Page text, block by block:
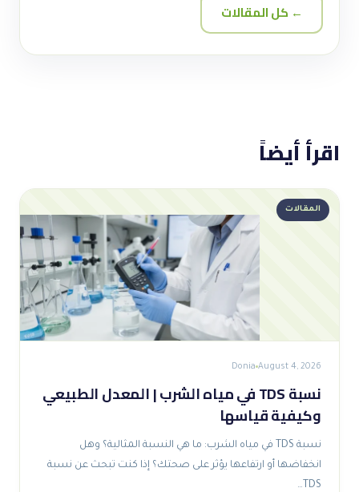
← كل المقالات
اقرأ أيضاً
المقالات
August 4, 2026
Donia
نسبة TDS في مياه الشرب | المعدل الطبيعي
وكيفية قياسها
نسبة TDS في مياه الشرب: ما هي النسبة المثالية؟ وهل
انخفاضها أو ارتفاعها يؤثر على صحتك؟ إذا كنت تبحث عن نسبة
TDS…